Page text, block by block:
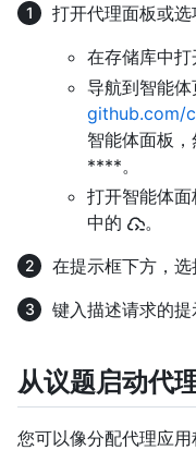
打开代理面板或选
在存储库中打
导航到智能
github.com/
智能体面板
****。
打开智能体
中的
。
在提示框下方，选
键入描述请求的提
从议题启动代
您可以像分配代理应